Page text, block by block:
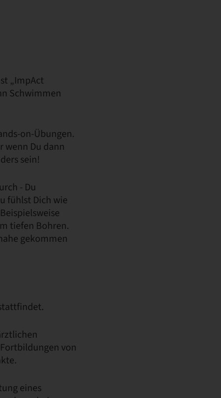
„ImpAct
Schwimmen
on-Übungen.
wenn Du dann
sein!
- Du
fühlst Dich wie
tiefen Bohren.
gekommen
von
eines